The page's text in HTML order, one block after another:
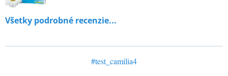
Všetky podrobné recenzie...
#test_camilia4